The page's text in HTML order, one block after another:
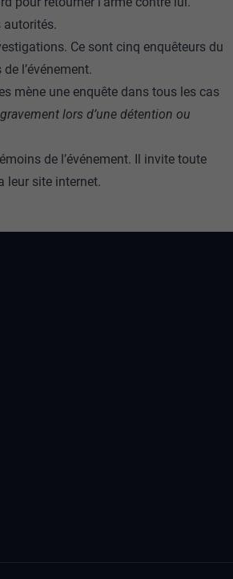
autorités.
Ce sont cinq enquêteurs du
l’événement.
mène une enquête dans tous les cas
lors d’une détention ou
de l’événement. Il invite toute
leur site internet.